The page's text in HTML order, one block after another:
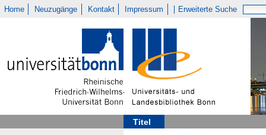
Home Neuzugänge Kontakt Impressum Erweiterte Suche
Titel